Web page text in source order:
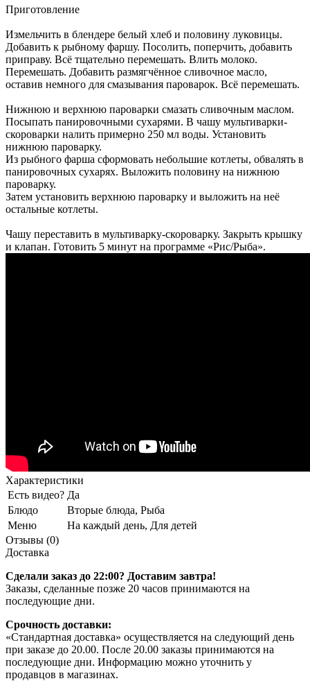
Приготовление
Измельчить в блендере белый хлеб и половину луковицы.
Добавить к рыбному фаршу. Посолить, поперчить, добавить
приправу. Всё тщательно перемешать. Влить молоко.
Перемешать. Добавить размягчённое сливочное масло,
оставив немного для смазывания пароварок. Всё перемешать.
Нижнюю и верхнюю пароварки смазать сливочным маслом.
Посыпать панировочными сухарями. В чашу мультиварки-
скороварки налить примерно 250 мл воды. Установить
нижнюю пароварку.
Из рыбного фарша сформовать небольшие котлеты, обвалять в
панировочных сухарях. Выложить половину на нижнюю
пароварку.
Затем установить верхнюю пароварку и выложить на неё
остальные котлеты.
Чашу переставить в мультиварку-скороварку. Закрыть крышку
и клапан. Готовить 5 минут на программе «Рис/Рыба».
Характеристики
Есть видео? Да
Блюдо
Вторые блюда, Рыба
Меню
На каждый день, Для детей
Отзывы (0)
Доставка
Сделали заказ до 22:00? Доставим завтра!
Заказы, сделанные позже 20 часов принимаются на
последующие дни.
Срочность доставки:
«Стандартная доставка» осуществляется на следующий день
при заказе до 20.00. После 20.00 заказы принимаются на
последующие дни. Информацию можно уточнить у
продавцов в магазинах.